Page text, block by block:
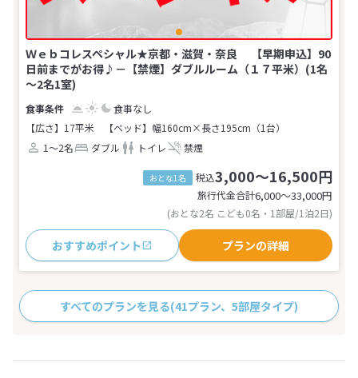
Ｗｅｂコレスペシャル★京都・滋賀・奈良 【早期申込】90
日前までがお得♪－【禁煙】ダブルルーム（１７平米）(1名
～2名1室)
食事なし
【広さ】17平米
【ベッド】幅160cm×長さ195cm（1台）
1～2名
ダブル トイレ 禁煙
おとな1名 税込3,000～16,500円
旅行代金合計6,000〜33,000円
(おとな2名 こども0名・1部屋/1泊2日)
おすすめポイント プランの詳細
すべてのプランを見る(41プラン、5部屋タイプ)